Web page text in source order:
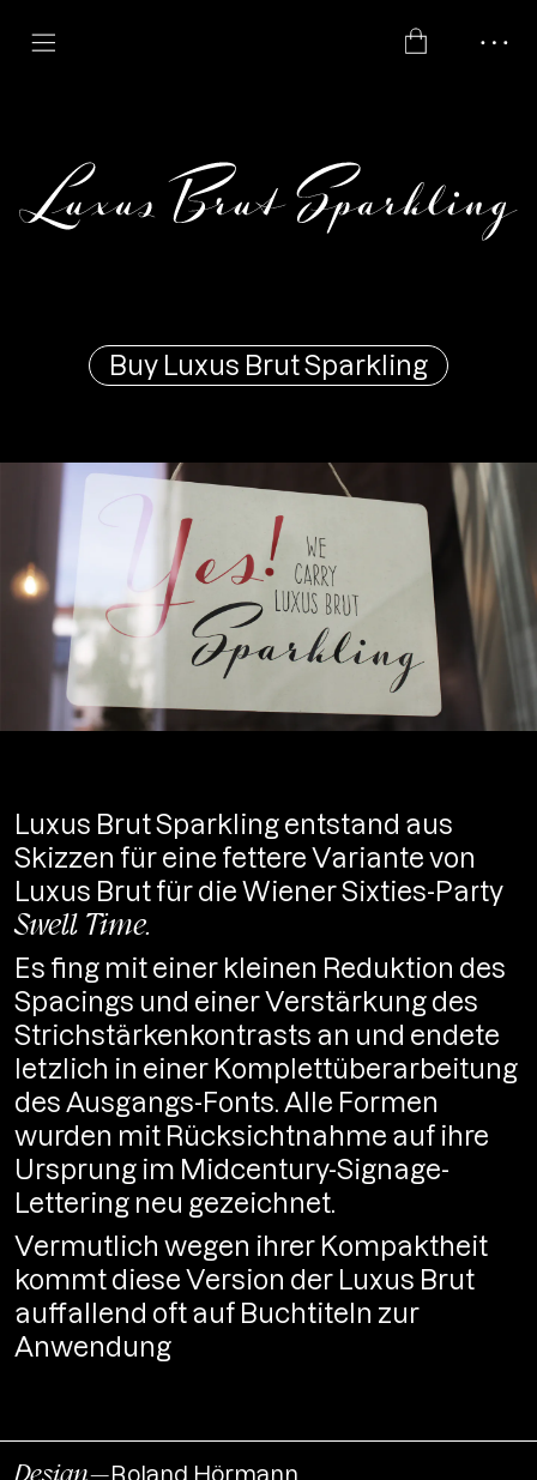
Buy Luxus Brut Sparkling
Luxus Brut Sparkling entstand aus
Skizzen für eine fettere Variante von
Luxus Brut für die Wiener Sixties-Party
Swell Time.
Es fing mit einer kleinen Reduktion des
Spacings und einer Verstärkung des
Strichstärkenkontrasts an und endete
letzlich in einer Komplettüberarbeitung
des Ausgangs-Fonts. Alle Formen
wurden mit Rücksichtnahme auf ihre
Ursprung im Midcentury-Signage-
Lettering neu gezeichnet.
Vermutlich wegen ihrer Kompaktheit
kommt diese Version der Luxus Brut
auffallend oft auf Buchtiteln zur
Anwendung
Design—Roland Hörmann